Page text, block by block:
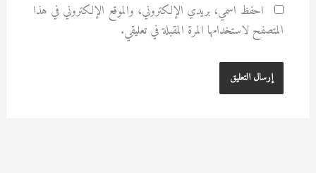
احفظ اسمي، بريدي الإلكتروني، والموقع الإلكتروني في هذا
المتصفح لاستخدامها المرة المقبلة في تعليقي.